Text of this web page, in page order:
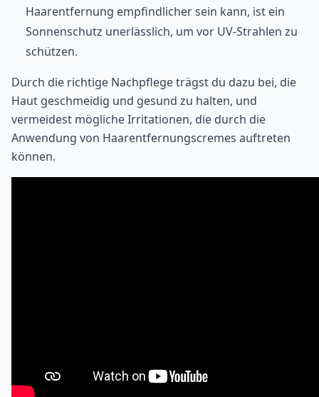
Haarentfernung empfindlicher sein kann, ist ein
Sonnenschutz unerlässlich, um vor UV-Strahlen zu
schützen.
Durch die richtige Nachpflege trägst du dazu bei, die
Haut geschmeidig und gesund zu halten, und
vermeidest mögliche Irritationen, die durch die
Anwendung von Haarentfernungscremes auftreten
können.